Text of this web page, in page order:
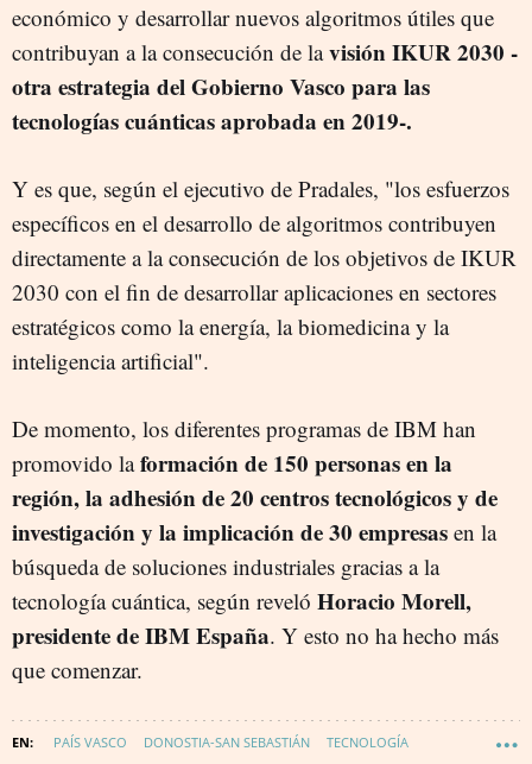
económico y desarrollar nuevos algoritmos útiles que
contribuyan a la consecución de lavisión IKUR 2030 -
otra estrategia del Gobierno Vasco para las
tecnologías cuánticas aprobada en 2019-.
Y es que, según el ejecutivo de Pradales, "los esfuerzos
específicos en el desarrollo de algoritmos contribuyen
directamente a la consecución de los objetivos de IKUR
2030 con el fin de desarrollar aplicaciones en sectores
estratégicos como la energía, la biomedicina y la
inteligencia artificial".
De momento, los diferentes programas de IBM han
promovido laformación de 150 personas en la
región, la adhesión de 20 centros tecnológicos y de
investigación y la implicación de 30 empresas en la
búsqueda de soluciones industriales gracias a la
tecnología cuántica, según reveló Horacio Morell,
presidente de IBM España. Y esto no ha hecho más
que comenzar.
PAÍS VASCO DONOSTIA-SAN SEBASTIÁN TECNOLOGÍA